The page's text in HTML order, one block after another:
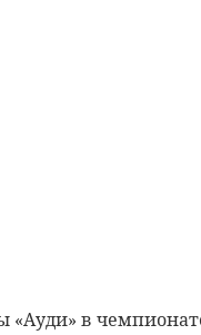
«Ауди» в